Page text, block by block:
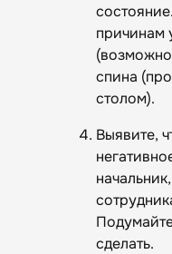
причинам
спина
столом).
Выявите,
сделать.